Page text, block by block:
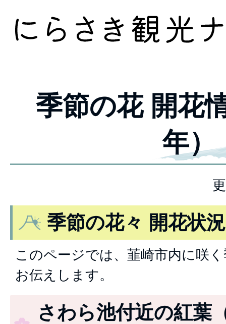
季節の花 開花
年）
季節の花々 開花状
このページでは、韮崎市内に咲
お伝えします。
さわら池付近の紅葉